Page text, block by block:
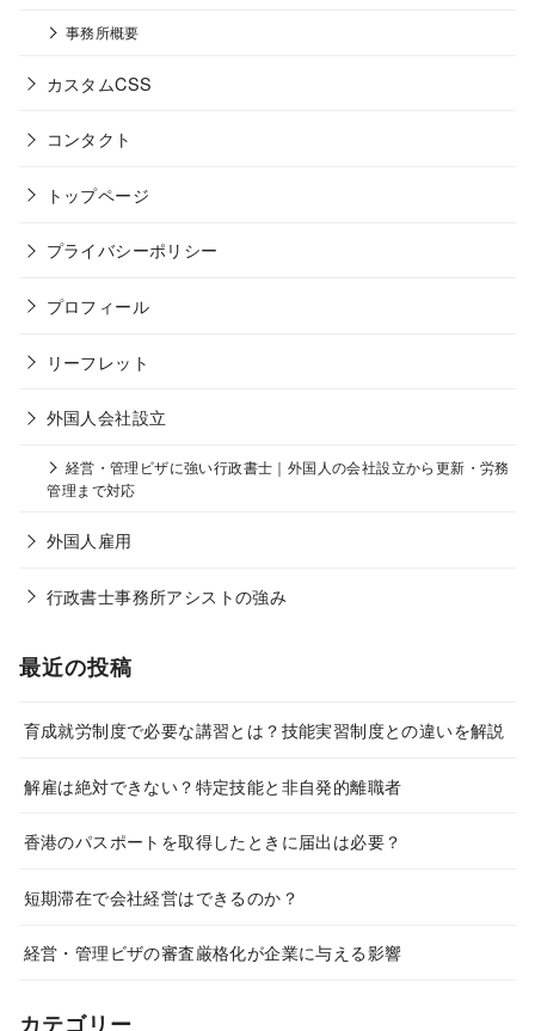
事務所概要
カスタムCSS
コンタクト
トップページ
プライバシーポリシー
プロフィール
リーフレット
外国人会社設立
経営・管理ビザに強い行政書士｜外国人の会社設立から更新・労務
管理まで対応
外国人雇用
行政書士事務所アシストの強み
最近の投稿
育成就労制度で必要な講習とは？技能実習制度との違いを解説
解雇は絶対できない？特定技能と非自発的離職者
香港のパスポートを取得したときに届出は必要？
短期滞在で会社経営はできるのか？
経営・管理ビザの審査厳格化が企業に与える影響
カテゴリー